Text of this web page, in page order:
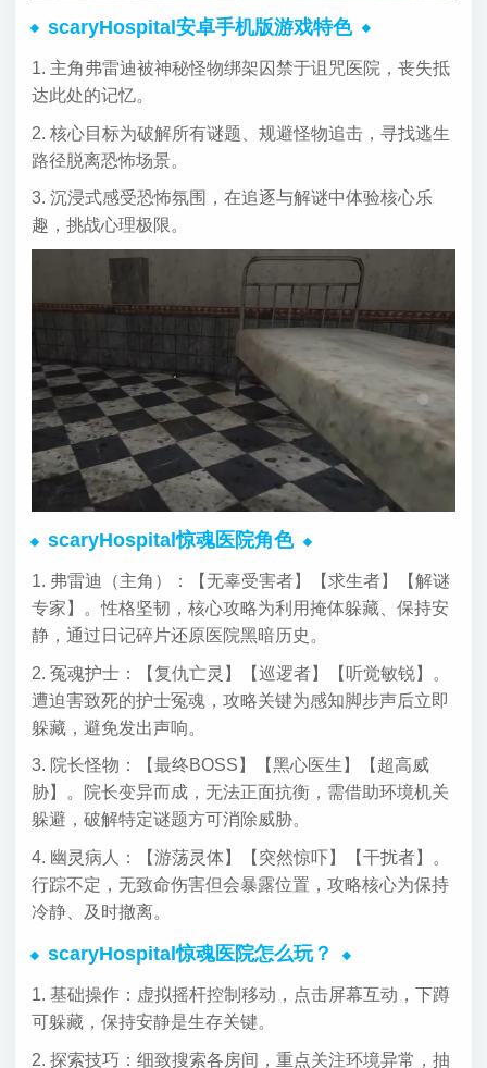
scaryHospital安卓手机版游戏特色
1. 主角弗雷迪被神秘怪物绑架囚禁于诅咒医院，丧失抵
达此处的记忆。
2. 核心目标为破解所有谜题、规避怪物追击，寻找逃生
路径脱离恐怖场景。
3. 沉浸式感受恐怖氛围，在追逐与解谜中体验核心乐
趣，挑战心理极限。
scaryHospital惊魂医院角色
1. 弗雷迪（主角）：【无辜受害者】【求生者】【解谜
专家】。性格坚韧，核心攻略为利用掩体躲藏、保持安
静，通过日记碎片还原医院黑暗历史。
2. 冤魂护士：【复仇亡灵】【巡逻者】【听觉敏锐】。
遭迫害致死的护士冤魂，攻略关键为感知脚步声后立即
躲藏，避免发出声响。
3. 院长怪物：【最终BOSS】【黑心医生】【超高威
胁】。院长变异而成，无法正面抗衡，需借助环境机关
躲避，破解特定谜题方可消除威胁。
4. 幽灵病人：【游荡灵体】【突然惊吓】【干扰者】。
行踪不定，无致命伤害但会暴露位置，攻略核心为保持
冷静、及时撤离。
scaryHospital惊魂医院怎么玩？
1. 基础操作：虚拟摇杆控制移动，点击屏幕互动，下蹲
可躲藏，保持安静是生存关键。
2. 探索技巧：细致搜索各房间，重点关注环境异常，抽